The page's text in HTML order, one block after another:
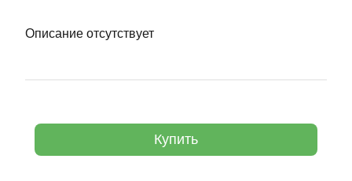
Описание отсутствует
Купить